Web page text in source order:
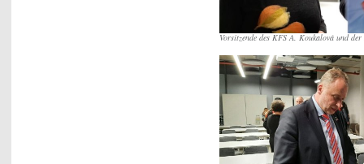
Vorsitzende des KFS A. Koukalová und